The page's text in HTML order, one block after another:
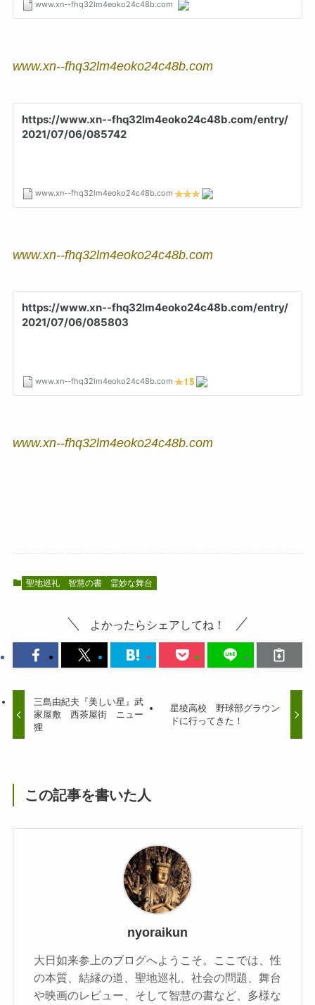
www.xn--fhq32lm4eoko24c48b.com
www.xn--fhq32lm4eoko24c48b.com
www.xn--fhq32lm4eoko24c48b.com
聖地巡礼 智慧の書 霊妙な舞台
よかったらシェアしてね！
三島由紀夫『美しい星』武
家屋敷 西茶屋街 ニュー
狸
星稜高校 野球部グラウン
ドに行ってきた！
この記事を書いた人
nyoraikun
大日如来参上のブログへようこそ。ここでは、性
の本質、結縁の道、聖地巡礼、社会の問題、舞台
や映画のレビュー、そして智慧の書など、多様な